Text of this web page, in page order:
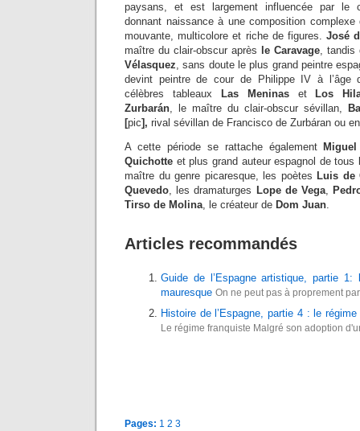
paysans, et est largement influencée par le
donnant naissance à une composition
mouvante, multicolore et riche de figures. José
maître du clair-obscur après
le Caravage, tandis
Vélasquez, sans doute le plus grand peintre
devint peintre de cour de Philippe IV à
célèbres tableaux
Las Meninaset
Los
Zurbarán, le maître du clair-obscur sévillan,
[pic], rival sévillan de Francisco de Zurbáran ou
A cette période se rattache également
Quichotte et plus grand auteur espagnol de
maître du genre picaresque, les poètes Luis de
Quevedo, les dramaturges Lope de Vega,
Tirso de Molina, le créateur de Dom Juan.
Articles recommandés
Guide de l’Espagne artistique, partie 1:
mauresque On ne peut pas à proprement
Histoire de l’Espagne, partie 4 : le
Le régime franquiste Malgré son adoption
Pages: 1 2 3